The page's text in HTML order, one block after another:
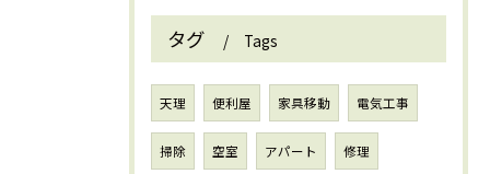
タグ Tags
天理 便利屋 家具移動 電気工事
掃除 空室 アパート 修理